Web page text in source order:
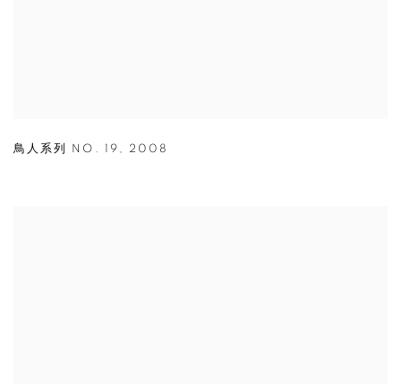
鳥人系列 NO. 19 , 2008